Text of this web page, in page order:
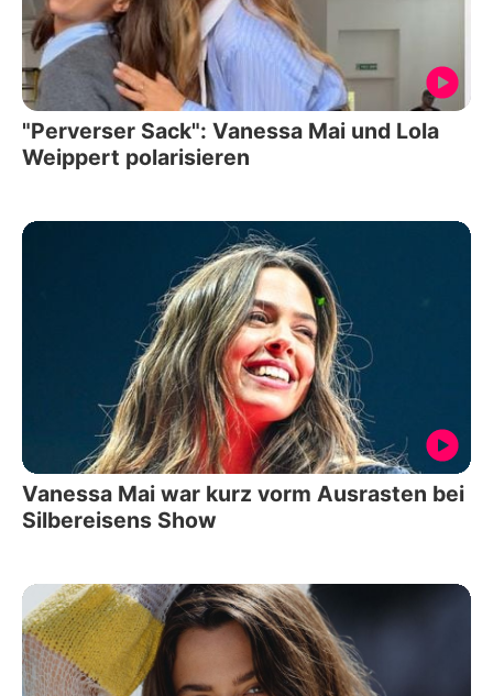
"Perverser Sack": Vanessa Mai und Lola
Weippert polarisieren
Vanessa Mai war kurz vorm Ausrasten bei
Silbereisens Show